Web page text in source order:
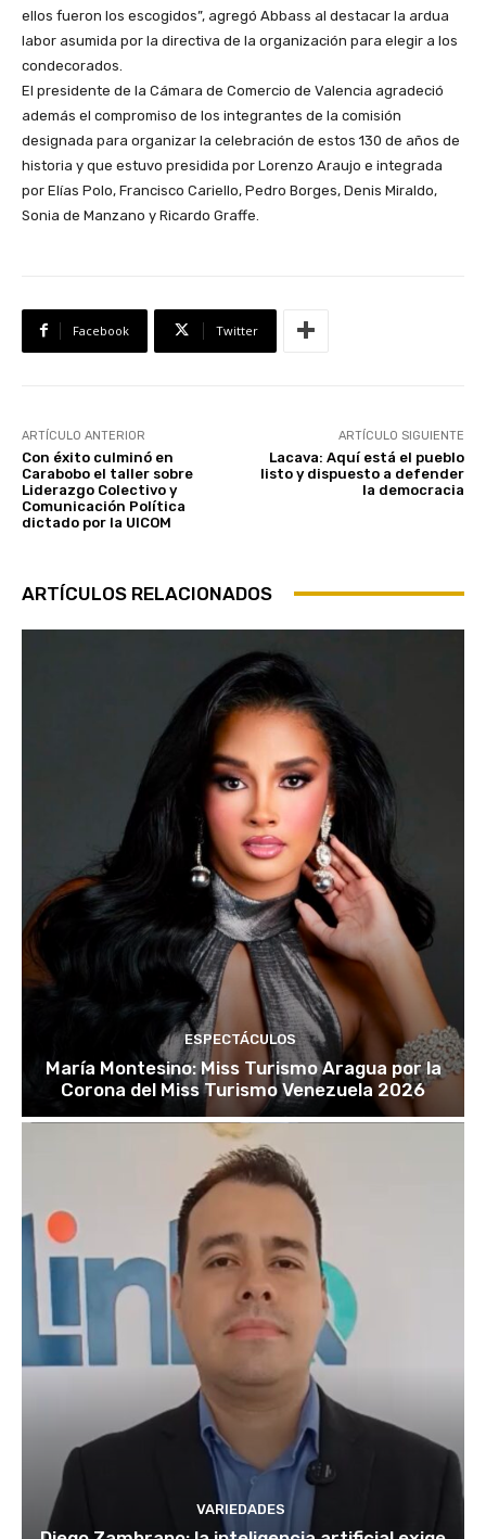
ellos fueron los escogidos”, agregó Abbass al destacar la ardua
labor asumida por la directiva de la organización para elegir a los
condecorados.
El presidente de la Cámara de Comercio de Valencia agradeció
además el compromiso de los integrantes de la comisión
designada para organizar la celebración de estos 130 de años de
historia y que estuvo presidida por Lorenzo Araujo e integrada
por Elías Polo, Francisco Cariello, Pedro Borges, Denis Miraldo,
Sonia de Manzano y Ricardo Graffe.
Facebook Twitter
ARTÍCULO ANTERIOR
Con éxito culminó en
Carabobo el taller sobre
Liderazgo Colectivo y
Comunicación Política
dictado por la UICOM
ARTÍCULO SIGUIENTE
Lacava: Aquí está el pueblo
listo y dispuesto a defender
la democracia
ARTÍCULOS RELACIONADOS
ESPECTÁCULOS
María Montesino: Miss Turismo Aragua por la
Corona del Miss Turismo Venezuela 2026
VARIEDADES